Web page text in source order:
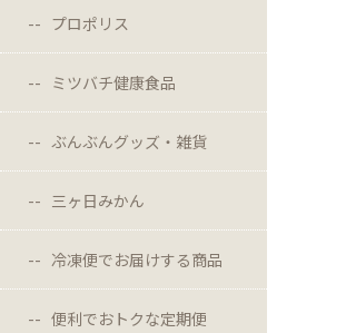
プロポリス
ミツバチ健康食品
ぶんぶんグッズ・雑貨
三ヶ日みかん
冷凍便でお届けする商品
便利でおトクな定期便